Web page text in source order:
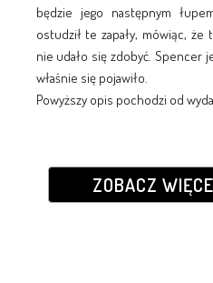
będzie jego następnym
ostudził te zapały, mówiąc,
nie udało się zdobyć. Spencer
właśnie się pojawiło.
Powyższy opis pochodzi od
ZOBACZ